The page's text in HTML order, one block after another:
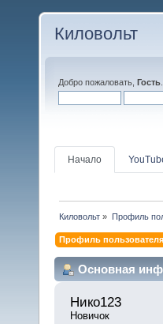
Киловольт
Добро пожаловать, Гость
Начало
Киловольт » Профиль
Профиль пользователя
Основная
Нико123
Новичок